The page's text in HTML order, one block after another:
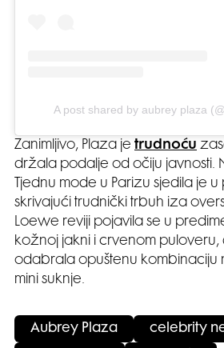
A post shared by aubrey plaza
Zanimljivo, Plaza je trudnoću
držala podalje od očiju javnosti.
Tjednu mode u Parizu sjedila je
skrivajući trudnički trbuh iza
Loewe reviji pojavila se u
kožnoj jakni i crvenom puloveru,
odabrala opuštenu kombinaciju
mini suknje.
Aubrey Plaza celebrity